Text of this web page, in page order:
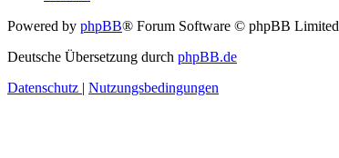
Powered by phpBB® Forum Software © phpBB Limited
Deutsche Übersetzung durch phpBB.de
Datenschutz | Nutzungsbedingungen